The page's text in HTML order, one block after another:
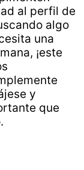
al perfil de
algo
una
¡este
y
que